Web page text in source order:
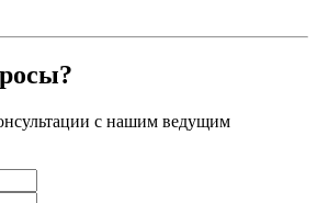
с нашим ведущим